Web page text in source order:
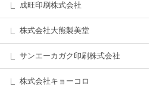
成旺印刷株式会社
株式会社大熊製美堂
サンエーカガク印刷株式会社
株式会社キョーコロ